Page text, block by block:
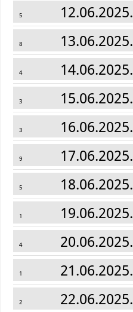
5 12.06.2025.
8 13.06.2025.
4 14.06.2025.
3 15.06.2025.
3 16.06.2025.
9 17.06.2025.
5 18.06.2025.
1 19.06.2025.
4 20.06.2025.
1 21.06.2025.
2 22.06.2025.